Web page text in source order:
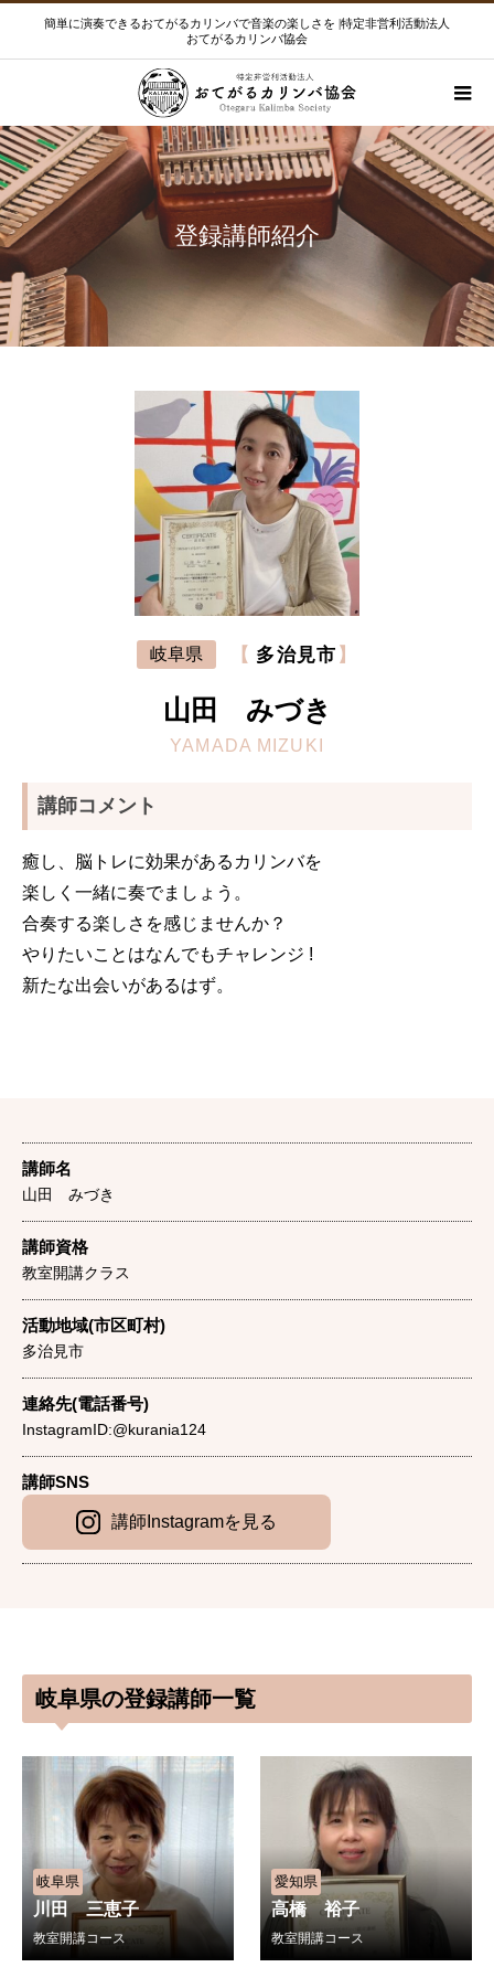
簡単に演奏できるおてがるカリンバで音楽の楽しさを |特定非営利活動法人
おてがるカリンバ協会
登録講師紹介
岐阜県 【 多治見市 】
山田 みづき
YAMADA MIZUKI
講師コメント
癒し、脳トレに効果があるカリンバを
楽しく一緒に奏でましょう。
合奏する楽しさを感じませんか？
やりたいことはなんでもチャレンジ !
新たな出会いがあるはず。
講師名
山田 みづき
講師資格
教室開講クラス
活動地域(市区町村)
多治見市
連絡先(電話番号)
InstagramID:@kurania124
講師SNS
講師Instagramを見る
岐阜県の登録講師一覧
岐阜県
川田 三恵子
教室開講コース
愛知県
高橋 裕子
教室開講コース